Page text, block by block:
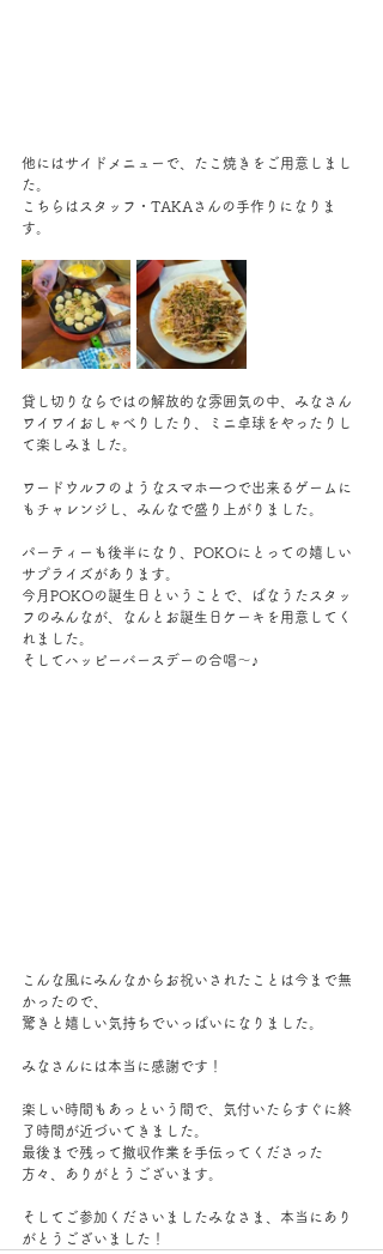
他にはサイドメニューで、たこ焼きをご用意しまし
た。
こちらはスタッフ・TAKAさんの手作りになりま
す。
貸し切りならではの解放的な雰囲気の中、みなさん
ワイワイおしゃべりしたり、ミニ卓球をやったりし
て楽しみました。
ワードウルフのようなスマホ一つで出来るゲームに
もチャレンジし、みんなで盛り上がりました。
パーティーも後半になり、POKOにとっての嬉しい
サプライズがあります。
今月POKOの誕生日ということで、ばなうたスタッ
フのみんなが、なんとお誕生日ケーキを用意してく
れました。
そしてハッピーバースデーの合唱～♪
こんな風にみんなからお祝いされたことは今まで無
かったので、
驚きと嬉しい気持ちでいっぱいになりました。
みなさんには本当に感謝です！
楽しい時間もあっという間で、気付いたらすぐに終
了時間が近づいてきました。
最後まで残って撤収作業を手伝ってくださった
方々、ありがとうございます。
そしてご参加くださいましたみなさま、本当にあり
がとうございました！